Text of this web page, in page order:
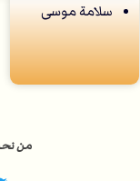
سلامة موسى
من